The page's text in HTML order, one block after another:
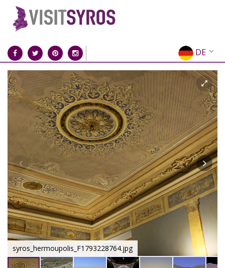
DE
EN
EL
FR
IT
ES
RU
CN
syros_hermoupolis_F1793228764.jpg